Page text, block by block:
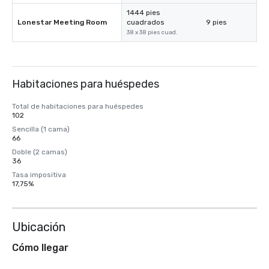
Lonestar Meeting Room
1444 pies
cuadrados
38 x 38 pies cuad.
9 pies
Habitaciones para huéspedes
Total de habitaciones para huéspedes
102
Sencilla (1 cama)
66
Doble (2 camas)
36
Tasa impositiva
17,75%
Ubicación
Cómo llegar